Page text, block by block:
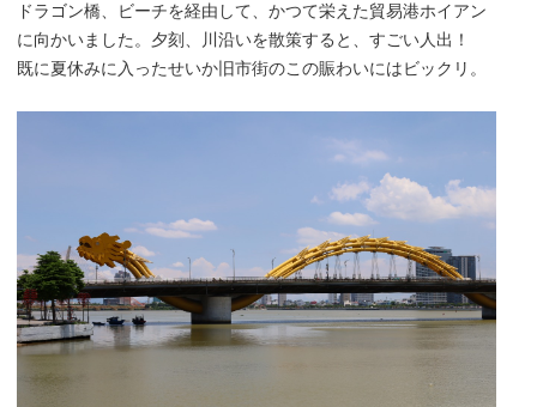
ドラゴン橋、ビーチを経由して、かつて栄えた貿易港ホイアン
に向かいました。夕刻、川沿いを散策すると、すごい人出！
既に夏休みに入ったせいか旧市街のこの賑わいにはビックリ。